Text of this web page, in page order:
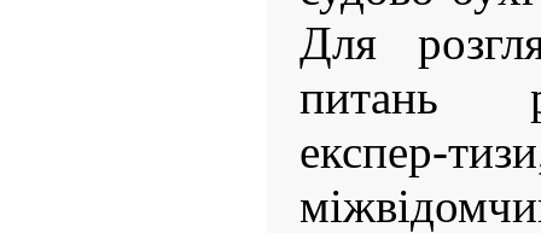
Для
питань
експер-